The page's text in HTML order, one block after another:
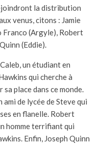
la distribution
venus, citons : Jamie
Franco (Argyle), Robert
(Eddie).
un étudiant en
qui cherche à
place dans ce monde.
de lycée de Steve qui
en flanelle. Robert
homme terrifiant qui
Enfin, Joseph Quinn